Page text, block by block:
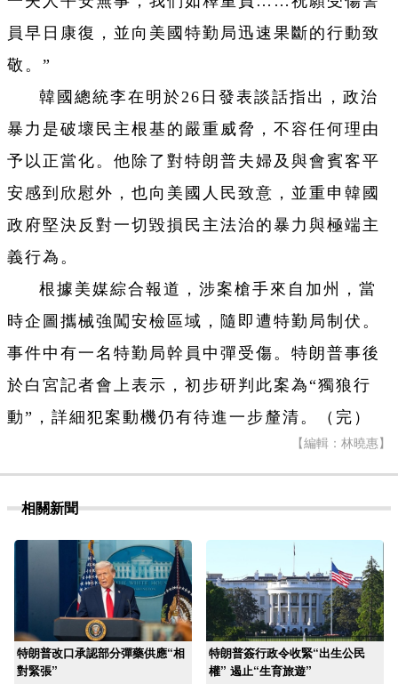
員早日康復，並向美國特勤局迅速果斷的行動致
敬。”
韓國總統李在明於26日發表談話指出，政治
暴力是破壞民主根基的嚴重威脅，不容任何理由
予以正當化。他除了對特朗普夫婦及與會賓客平
安感到欣慰外，也向美國人民致意，並重申韓國
政府堅決反對一切毀損民主法治的暴力與極端主
義行為。
根據美媒綜合報道，涉案槍手來自加州，當
時企圖攜械強闖安檢區域，隨即遭特勤局制伏。
事件中有一名特勤局幹員中彈受傷。特朗普事後
於白宮記者會上表示，初步研判此案為“獨狼行
動”，詳細犯案動機仍有待進一步釐清。（完）
【編輯：林曉惠】
相關新聞
特朗普改口承認部分彈藥供應“相
對緊張”
特朗普簽行政令收緊“出生公民
權” 遏止“生育旅遊”